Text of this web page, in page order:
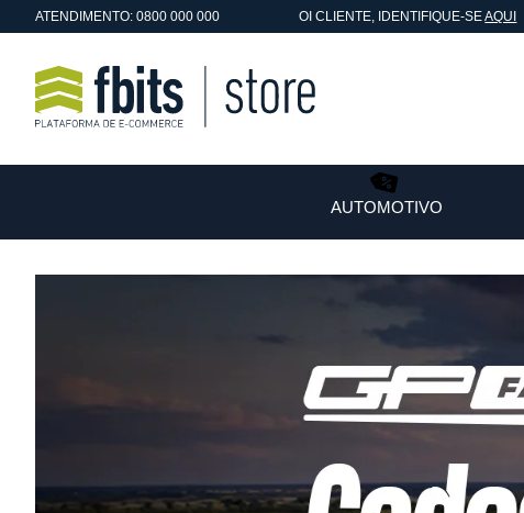
ATENDIMENTO: 0800 000 000 OICLIENTE, IDENTIFIQUE-SEAQUI
AUTOMOTIVO